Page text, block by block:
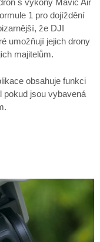
s výkony Mavic Air
1 pro dojíždění
že DJI
umožňují jejich drony
majitelům.
obsahuje funkci
pokud jsou vybavená